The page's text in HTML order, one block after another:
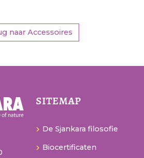
naar Accessoires
sitemap
De Sjankara filosofie
Biocertificaten